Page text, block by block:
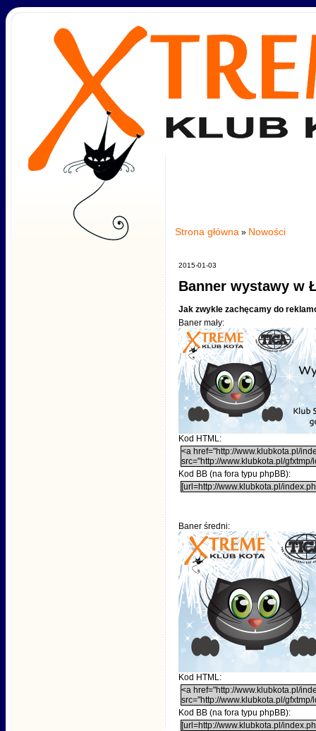
Strona główna » Nowości
2015-01-03
Banner wystawy w
Jak zwykle zachęcamy do
Baner mały:
Kod HTML:
<a href="http://www.klubkota.pl/
src="http://www.klubkota.pl/
Kod BB (na fora typu phpBB):
[url=http://www.klubkota.pl/
Baner średni:
Kod HTML:
<a href="http://www.klubkota.pl/
src="http://www.klubkota.pl/
Kod BB (na fora typu phpBB):
[url=http://www.klubkota.pl/